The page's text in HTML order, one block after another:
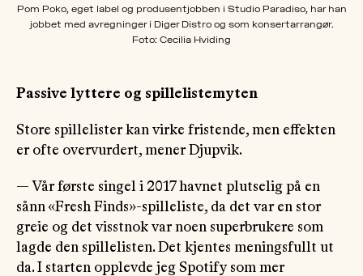
Pom Poko, eget label og produsentjobben i Studio Paradiso, har han
jobbet med avregninger i Diger Distro og som konsertarrangør.
Foto: Cecilia Hviding
Passive lyttere og spillelistemyten
Store spillelister kan virke fristende, men effekten
er ofte overvurdert, mener Djupvik.
— Vår første singel i 2017 havnet plutselig på en
sånn «Fresh Finds»-spilleliste, da det var en stor
greie og det visstnok var noen superbrukere som
lagde den spillelisten. Det kjentes meningsfullt ut
da. I starten opplevde jeg Spotify som mer